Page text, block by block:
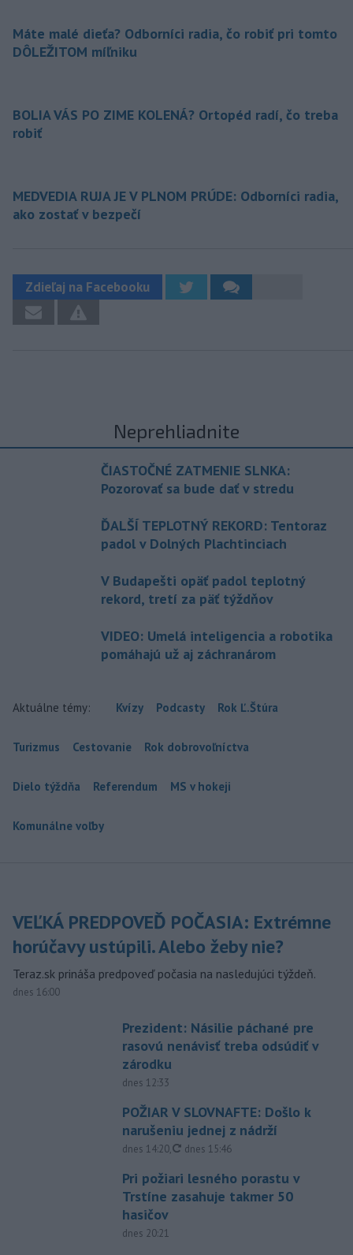
Máte malé dieťa? Odborníci radia, čo robiť pri tomto
DÔLEŽITOM míľniku
BOLIA VÁS PO ZIME KOLENÁ? Ortopéd radí, čo treba
robiť
MEDVEDIA RUJA JE V PLNOM PRÚDE: Odborníci radia,
ako zostať v bezpečí
Zdieľaj na Facebooku
Neprehliadnite
ČIASTOČNÉ ZATMENIE SLNKA:
Pozorovať sa bude dať v stredu
ĎALŠÍ TEPLOTNÝ REKORD: Tentoraz
padol v Dolných Plachtinciach
V Budapešti opäť padol teplotný
rekord, tretí za päť týždňov
VIDEO: Umelá inteligencia a robotika
pomáhajú už aj záchranárom
Aktuálne témy: Kvízy Podcasty Rok Ľ.Štúra
Turizmus Cestovanie Rok dobrovoľníctva
Dielo týždňa Referendum MS v hokeji
Komunálne voľby
VEĽKÁ PREDPOVEĎ POČASIA: Extrémne
horúčavy ustúpili. Alebo žeby nie?
Teraz.sk prináša predpoveď počasia na nasledujúci týždeň.
dnes 16:00
Prezident: Násilie páchané pre
rasovú nenávisť treba odsúdiť v
zárodku
dnes 12:33
POŽIAR V SLOVNAFTE: Došlo k
narušeniu jednej z nádrží
dnes 14:20, aktualizované
dnes 15:46
Pri požiari lesného porastu v
Trstíne zasahuje takmer 50
hasičov
dnes 20:21